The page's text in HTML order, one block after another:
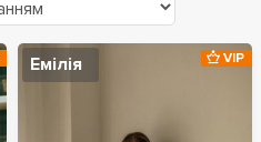
Емілія VIP